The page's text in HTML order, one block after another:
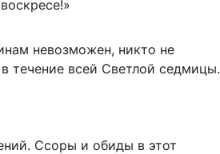
невозможен, никто не
течение всей Светлой седмицы.
Ссоры и обиды в этот